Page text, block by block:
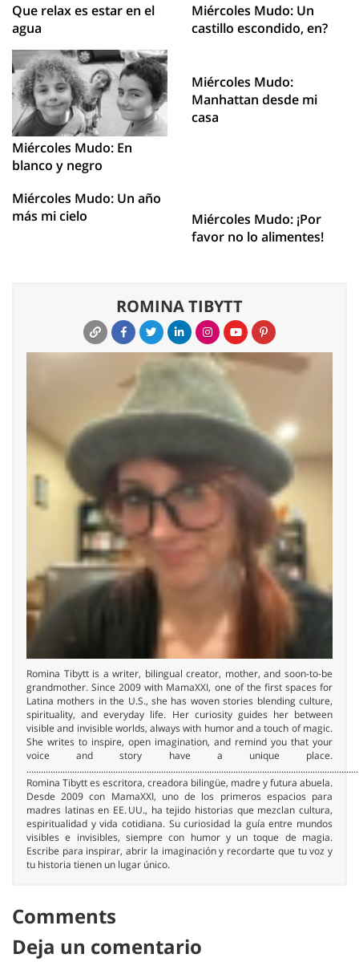
Que relax es estar en el
agua
Miércoles Mudo: Un
castillo escondido, en?
Miércoles Mudo: En
blanco y negro
Miércoles Mudo:
Manhattan desde mi
casa
Miércoles Mudo: Un año
más mi cielo
Miércoles Mudo: ¡Por
favor no lo alimentes!
ROMINA TIBYTT
Romina Tibytt is a writer, bilingual creator, mother, and soon-to-be
grandmother. Since 2009 with MamaXXI, one of the first spaces for
Latina mothers in the U.S., she has woven stories blending culture,
spirituality, and everyday life. Her curiosity guides her between
visible and invisible worlds, always with humor and a touch of magic.
She writes to inspire, open imagination, and remind you that your
voice and story have a unique place.
Romina Tibytt es escritora, creadora bilingüe, madre y futura abuela.
Desde 2009 con MamaXXI, uno de los primeros espacios para
madres latinas en EE. UU., ha tejido historias que mezclan cultura,
espiritualidad y vida cotidiana. Su curiosidad la guía entre mundos
visibles e invisibles, siempre con humor y un toque de magia.
Escribe para inspirar, abrir la imaginación y recordarte que tu voz y
tu historia tienen un lugar único.
Comments
Deja un comentario